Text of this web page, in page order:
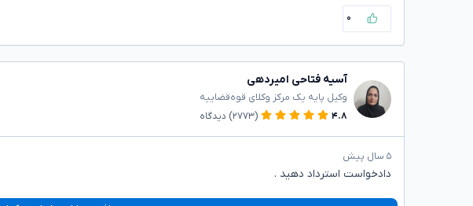
۰
آسیه فتاحی امیردهی
وکیل پایه یک مرکز وکلای قوه‌قضاییه
۴.۸
(۲۷۷۳) دیدگاه
۵ سال پیش
دادخواست استرداد دهید .